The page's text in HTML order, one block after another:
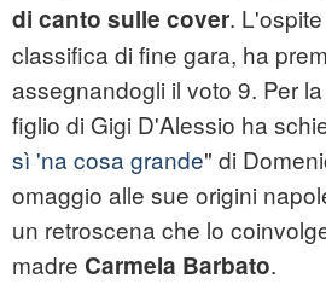
di canto sulle cover.
classifica di fine gara, ha
assegnandogli il voto 9. Per
figlio di Gigi D'Alessio ha
sì 'na cosa grande" di
omaggio alle sue origini
un retroscena che lo
madre Carmela Barbato.